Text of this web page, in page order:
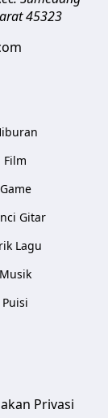
45323
Film
Game
Gitar
Lagu
Musik
Puisi
Privasi